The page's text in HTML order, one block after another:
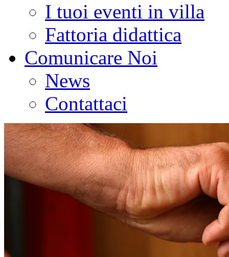
I tuoi eventi in villa
Fattoria didattica
Comunicare Noi
News
Contattaci